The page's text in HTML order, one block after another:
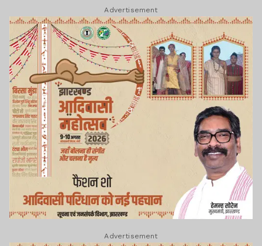
Advertisement
Advertisement